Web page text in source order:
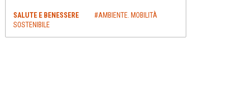
SALUTE E BENESSERE
#AMBIENTE. MOBILITÀ
SOSTENIBILE